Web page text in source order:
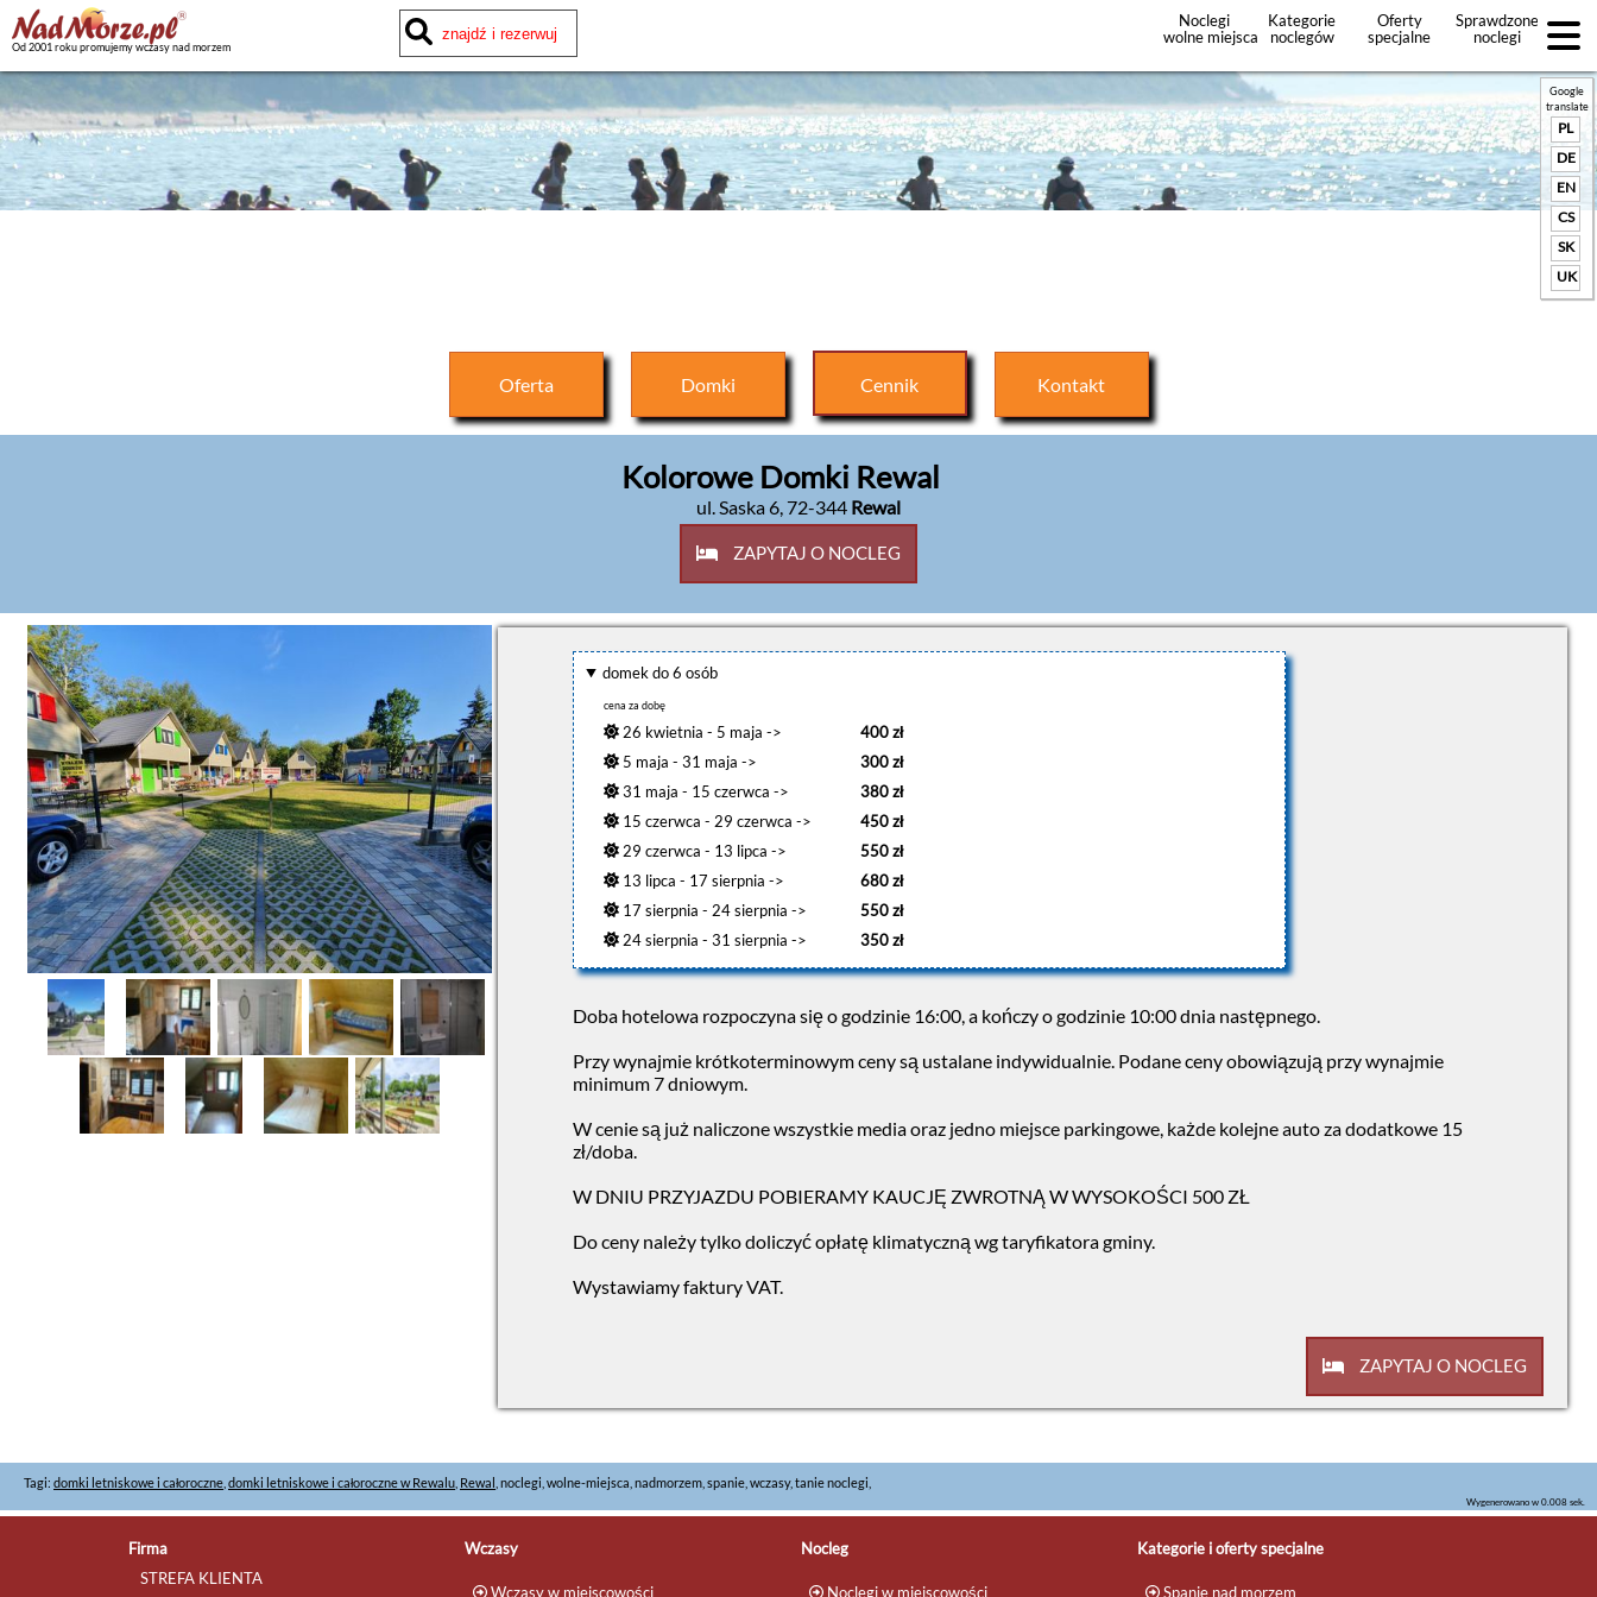
Od 2001 roku promujemy wczasy nad morzem
Noclegi
wolne miejsca
Kategorie
noclegów
Oferty
specjalne
Sprawdzone
noclegi
+Dodaj
Google
translate
PL
DE
EN
CS
SK
UK
Oferta Domki Cennik Kontakt
Kolorowe Domki Rewal
ul. Saska 6,72-344 Rewal
ZAPYTAJ O NOCLEG
domek do 6 osób
cena za dobę
26 kwietnia - 5 maja ->
400 zł
5 maja - 31 maja ->
300 zł
31 maja - 15 czerwca ->
380 zł
15 czerwca - 29 czerwca ->
450 zł
29 czerwca - 13 lipca ->
550 zł
13 lipca - 17 sierpnia ->
680 zł
17 sierpnia - 24 sierpnia ->
550 zł
24 sierpnia - 31 sierpnia ->
350 zł
Doba hotelowa rozpoczyna się o godzinie 16:00, a kończy o godzinie 10:00 dnia następnego.
Przy wynajmie krótkoterminowym ceny są ustalane indywidualnie. Podane ceny obowiązują przy wynajmie
minimum 7 dniowym.
W cenie są już naliczone wszystkie media oraz jedno miejsce parkingowe, każde kolejne auto za dodatkowe 15
zł/doba.
W DNIU PRZYJAZDU POBIERAMY KAUCJĘ ZWROTNĄ W WYSOKOŚCI 500 ZŁ
Do ceny należy tylko doliczyć opłatę klimatyczną wg taryfikatora gminy.
Wystawiamy faktury VAT.
ZAPYTAJ O NOCLEG
Tagi: domki letniskowe i całoroczne domki letniskowe i całoroczne w Rewalu Rewal , noclegi, wolne-miejsca, nadmorzem, spanie, wczasy, tanie noclegi,
Wygenerowano w 0.008 sek.
Firma
STREFA KLIENTA
Wczasy
Wczasy w miejscowości
Nocleg
Noclegi w miejscowości
Kategorie i oferty specjalne
Spanie nad morzem